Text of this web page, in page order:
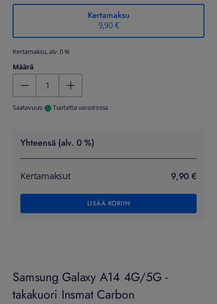
Kertamaksu
9,90 €
Kertamaksu, alv. 0 %
Määrä
Saatavuus: Tuotetta varastossa
Yhteensä (alv. 0 %)
Kertamaksut 9,90 €
LISÄÄ KORIIN
Samsung Galaxy A14 4G/5G -
takakuori Insmat Carbon